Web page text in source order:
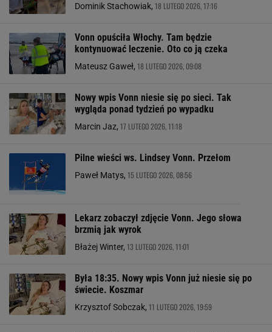
Dominik Stachowiak, 18 LUTEGO 2026, 17:16
Vonn opuściła Włochy. Tam będzie
kontynuować leczenie. Oto co ją czeka
Mateusz Gaweł, 18 LUTEGO 2026, 09:08
Nowy wpis Vonn niesie się po sieci. Tak
wygląda ponad tydzień po wypadku
Marcin Jaz, 17 LUTEGO 2026, 11:18
Pilne wieści ws. Lindsey Vonn. Przełom
Paweł Matys, 15 LUTEGO 2026, 08:56
Lekarz zobaczył zdjęcie Vonn. Jego słowa
brzmią jak wyrok
Błażej Winter, 13 LUTEGO 2026, 11:01
Była 18:35. Nowy wpis Vonn już niesie się po
świecie. Koszmar
Krzysztof Sobczak, 11 LUTEGO 2026, 19:59